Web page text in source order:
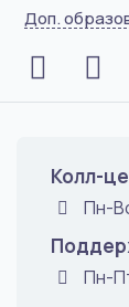
Доп.
Колл-
Пн-
Пн-